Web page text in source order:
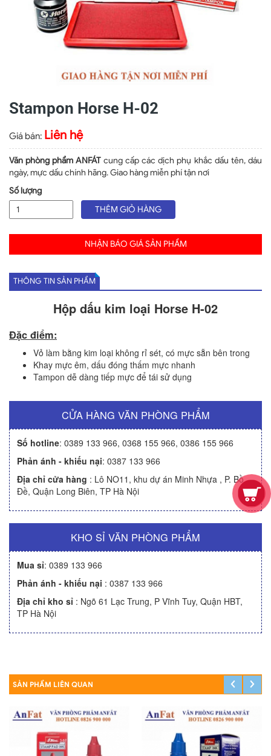
Stampon Horse H-02
Giá bán: Liên hệ
Văn phòng phẩm ANFÁT cung cấp các dịch phụ khắc dấu tên, dáu
ngày, mực dấu chính hãng. Giao hàng miễn phí tận nơi
Số lượng
THÊM GIỎ HÀNG
NHẬN BÁO GIÁ SẢN PHẨM
THÔNG TIN SẢN PHẨM
Hộp dấu kim loại Horse H-02
Đặc điểm:
Vỏ làm bằng kim loại không rỉ sét, có mực sẵn bên trong
Khay mực êm, dấu đóng thấm mực nhanh
Tampon dễ dàng tiếp mực để tái sử dụng
CỬA HÀNG VĂN PHÒNG PHẨM
Số hotline: 0389 133 966, 0368 155 966, 0386 155 966
Phản ánh - khiếu nại: 0387 133 966
Địa chỉ cửa hàng : Lô NO11, khu dự án Minh Nhựa , P. Bồ
Đề, Quận Long Biên, TP Hà Nội
KHO SỈ VĂN PHÒNG PHẨM
Mua sỉ: 0389 133 966
Phản ánh - khiếu nại : 0387 133 966
Địa chỉ kho sỉ : Ngõ 61 Lạc Trung, P Vĩnh Tuy, Quận HBT,
TP Hà Nội
SẢN PHẨM LIÊN QUAN